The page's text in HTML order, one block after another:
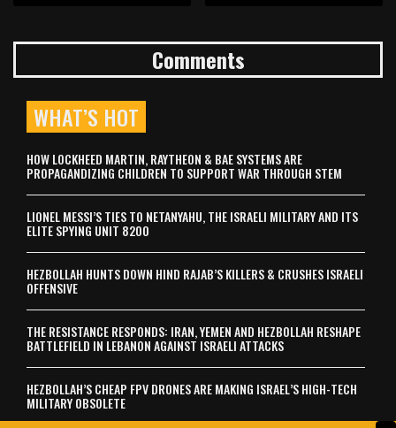
Comments
WHAT’S HOT
HOW LOCKHEED MARTIN, RAYTHEON & BAE SYSTEMS ARE
PROPAGANDIZING CHILDREN TO SUPPORT WAR THROUGH STEM
LIONEL MESSI’S TIES TO NETANYAHU, THE ISRAELI MILITARY AND ITS
ELITE SPYING UNIT 8200
HEZBOLLAH HUNTS DOWN HIND RAJAB’S KILLERS & CRUSHES ISRAELI
OFFENSIVE
THE RESISTANCE RESPONDS: IRAN, YEMEN AND HEZBOLLAH RESHAPE
BATTLEFIELD IN LEBANON AGAINST ISRAELI ATTACKS
HEZBOLLAH’S CHEAP FPV DRONES ARE MAKING ISRAEL’S HIGH-TECH
MILITARY OBSOLETE